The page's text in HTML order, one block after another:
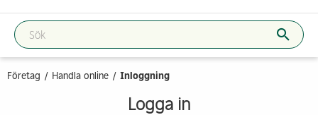
Företag Handla online Inloggning
Logga in